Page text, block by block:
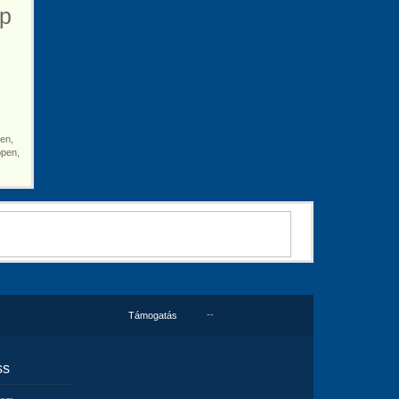
--
Támogatás